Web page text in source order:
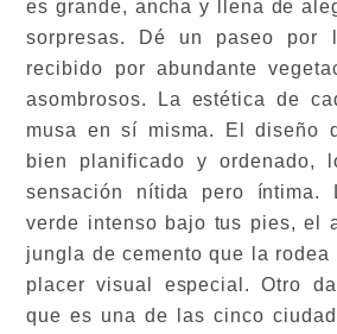
es grande, ancha y llena de
sorpresas. Dé un paseo por
recibido por abundante
asombrosos. La estética de
musa en sí misma. El diseño
bien planificado y ordenado,
sensación nítida pero íntima.
verde intenso bajo tus pies, el
jungla de cemento que la rodea
placer visual especial. Otro
que es una de las cinco